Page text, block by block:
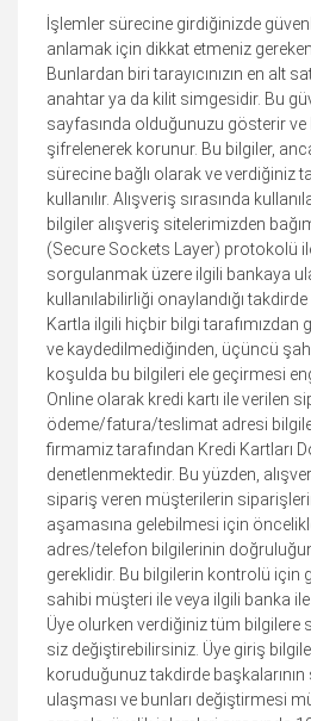
İşlemler sürecine girdiğinizde
anlamak için dikkat etmeniz
Bunlardan biri tarayıcınızın en alt
anahtar ya da kilit simgesidir. Bu
sayfasında olduğunuzu gösterir ve
şifrelenerek korunur. Bu bilgiler,
sürecine bağlı olarak ve verdiğiniz
kullanılır. Alışveriş sırasında
bilgiler alışveriş sitelerimizden
(Secure Sockets Layer) protokolü
sorgulanmak üzere ilgili bankaya
kullanılabilirliği onaylandığı
Kartla ilgili hiçbir bilgi tarafımızdan
ve kaydedilmediğinden, üçüncü
koşulda bu bilgileri ele geçirmesi
Online olarak kredi kartı ile verilen
ödeme/fatura/teslimat adresi
firmamiz tarafından Kredi Kartları
denetlenmektedir. Bu yüzden,
sipariş veren müşterilerin
aşamasına gelebilmesi için
adres/telefon bilgilerinin
gereklidir. Bu bilgilerin kontrolü için
sahibi müşteri ile veya ilgili banka
Üye olurken verdiğiniz tüm bilgilere
siz değiştirebilirsiniz. Üye giriş
koruduğunuz takdirde
ulaşması ve bunları değiştirmesi